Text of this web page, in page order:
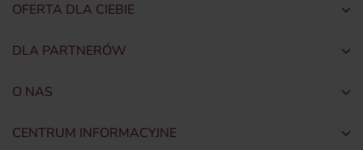
OFERTA DLA CIEBIE
DLA PARTNERÓW
O NAS
CENTRUM INFORMACYJNE